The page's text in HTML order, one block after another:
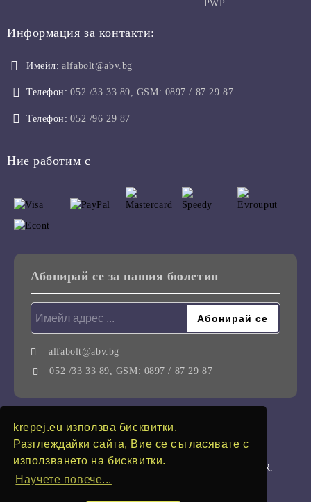
krepej.eu използва бисквитки.
Разглеждайки сайта, Вие се съгласявате с
използването на бисквитки.
Научете повече...
PWP
Информация за контакти:
Имейл: alfabolt@abv.bg
Телефон: 052 /33 33 89, GSM: 0897 / 87 29 87
Телефон: 052 /96 29 87
Ние работим с
Абонирай се за нашия бюлетин
alfabolt@abv.bg
052 /33 33 89, GSM: 0897 / 87 29 87
Нашият онлайн магазин е 100% съобразен с GDPR.